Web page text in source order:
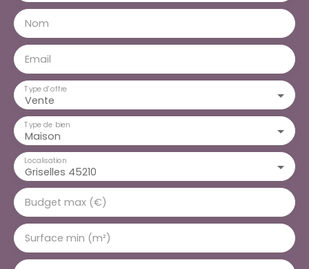
Nom
Email
Vente
Type d'offre
Maison
Type de bien
Griselles 45210
Localisation
Budget max (€)
Surface min (m²)